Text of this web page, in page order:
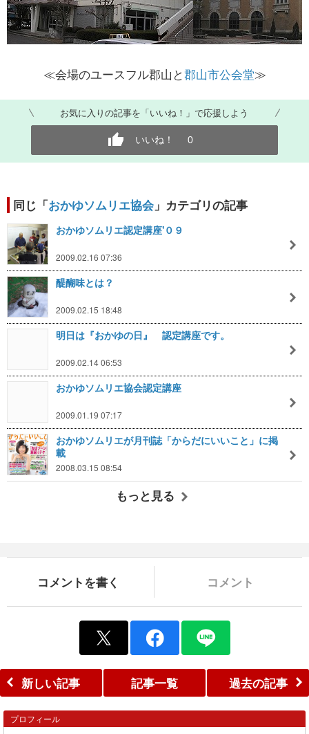
≪会場のユースフル郡山と郡山市公会堂≫
お気に入りの記事を「いいね！」で応援しよう
いいね！ 0
同じ「おかゆソムリエ協会 」カテゴリの記事
おかゆソムリエ認定講座'０９
2009.02.16 07:36
醍醐味とは？
2009.02.15 18:48
明日は『おかゆの日』 認定講座です。
2009.02.14 06:53
おかゆソムリエ協会認定講座
2009.01.19 07:17
おかゆソムリエが月刊誌「からだにいいこと」に掲
載
2008.03.15 08:54
もっと見る
コメントを書く コメント
新しい記事 記事一覧 過去の記事
プロフィール